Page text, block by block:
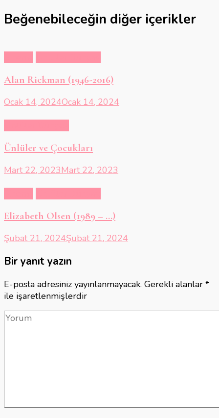
Beğenebileceğin diğer içerikler
Alan Rickman (1946-2016)
Ocak 14, 2024Ocak 14, 2024
Ünlüler ve Çocukları
Mart 22, 2023Mart 22, 2023
Elizabeth Olsen (1989 – …)
Şubat 21, 2024Şubat 21, 2024
Bir yanıt yazın
E-posta adresiniz yayınlanmayacak. Gerekli alanlar *
ile işaretlenmişlerdir
Yorum